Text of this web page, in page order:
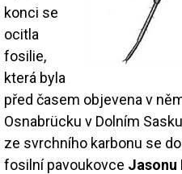
konci se
ocitla
fosilie,
která byla
před časem objevena v
Osnabrücku v Dolním
ze svrchního karbonu se
fosilní pavoukovce Jasonu